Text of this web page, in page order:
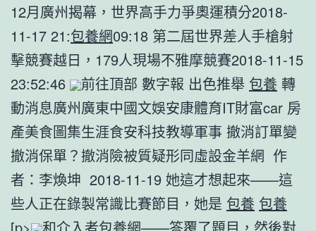
12月廣州揭幕，世界高手力爭奧運積分2018-
11-17 21:包養網09:18 第二屆世界差人手槍射
擊競賽越日，179人現場不雅摩競賽2018-11-15
23:52:46
前往頂部 數字報 出色推舉 包養 轉
動消息廣州廣東中國文娛安康體育IT財富car 房
產美食圖集生涯食安科技教導軍事 撤消訂單變
撤消保單？撤消險被質疑形同虛設金羊網 作
者：李煥坤 2018-11-19 她這才想起來——這
些人正在錄製常識比賽節目，她是 包養 包養
[p>
和介入者包養網——答覆了題目，然後對